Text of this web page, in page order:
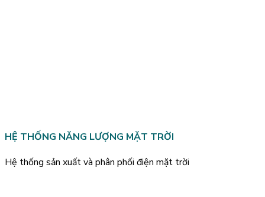
HỆ THỐNG NĂNG LƯỢNG MẶT TRỜI
Hệ thống sản xuất và phân phối điện mặt trời